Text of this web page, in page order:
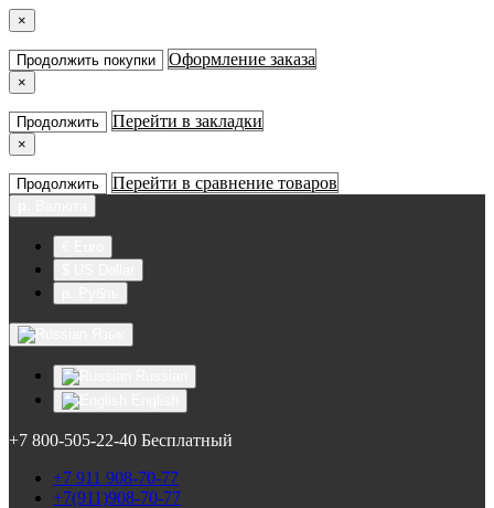
×
Продолжить покупки Оформление заказа
×
Продолжить Перейти в закладки
×
Продолжить Перейти в сравнение товаров
+7 800-505-22-40 Бесплатный
+7 911 908-70-77
+7(911)908-70-77